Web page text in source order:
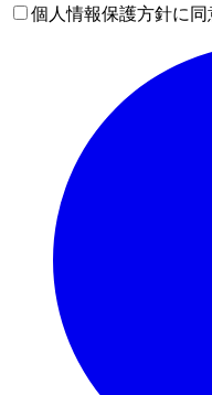
個人情報保護方針に同